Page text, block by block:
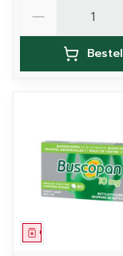
Bestel
Geneesmiddel